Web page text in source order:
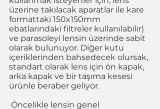
üzerine takılacak aparatlar ile kare
formattaki 150x150mm
ebatlarındaki filtreler kullanılabilir)
ve parasoleyi lensin üzerinde sabit
olarak bulunuyor. Diğer kutu
içeriklerinden bahsedecek olursak,
standart olarak lens için ön kapak,
arka kapak ve bir taşıma kesesi
ürünle beraber geliyor.